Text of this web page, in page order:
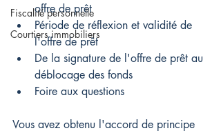
Fiscalité personnelle
Courtiers immobiliers
offre de prêt
Période de réflexion et validité de
l'offre de prêt
De la signature de l'offre de prêt au
déblocage des fonds
Foire aux questions
Vous avez obtenu l'accord de principe